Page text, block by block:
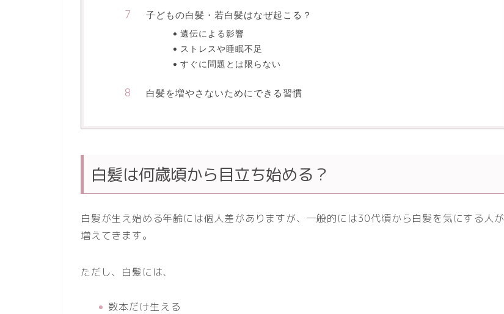
子どもの白髪・若白髪はなぜ起こる？
遺伝による影響
ストレスや睡眠不足
すぐに問題とは限らない
白髪を増やさないためにできる習慣
白髪は何歳頃から目立ち始める？
白髪が生え始める年齢には個人差がありますが、一般的には30代頃から白髪を気にする人が
増えてきます。
ただし、白髪には、
数本だけ生える